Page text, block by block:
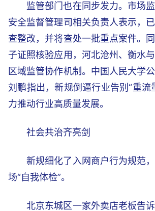
监管部门也在同步发力。市场
安全监督管理司相关负责人表示，
查整改，并将查处一批重点案件。
子证照核验应用，河北沧州、衡水
区域监管协作机制。中国人民大学
刘鹏指出，新规倒逼行业告别“重流
力推动行业高质量发展。
社会共治齐亮剑
新规细化了入网商户行为规范
场“自我体检”。
北京东城区一家外卖店老板告